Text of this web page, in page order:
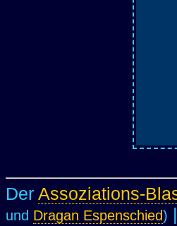
Der Assoziations-
und Dragan Espenschied)